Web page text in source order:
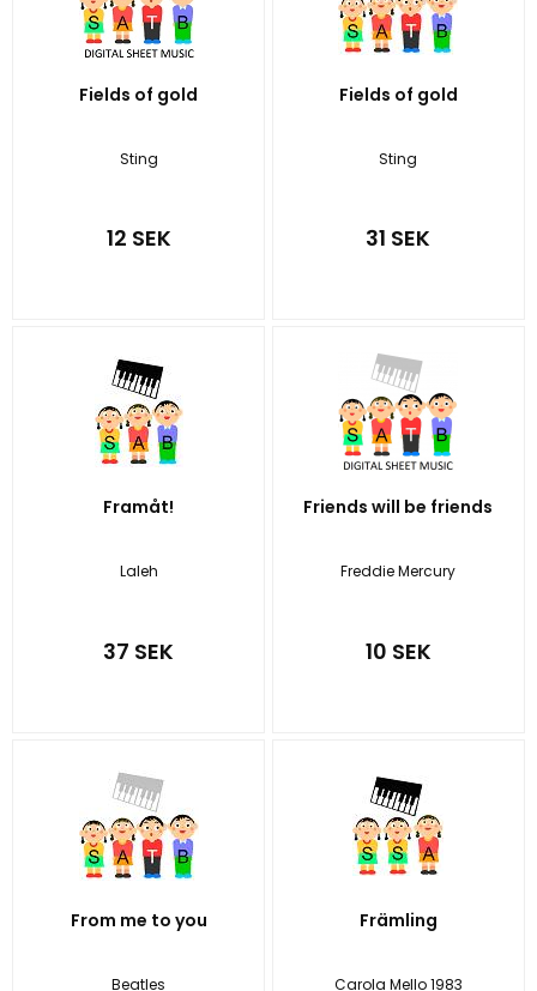
Fields of gold
Sting
12 SEK
Fields of gold
Sting
31 SEK
Framåt!
Laleh
37 SEK
Friends will be friends
Freddie Mercury
10 SEK
From me to you
Beatles
Främling
Carola Mello 1983